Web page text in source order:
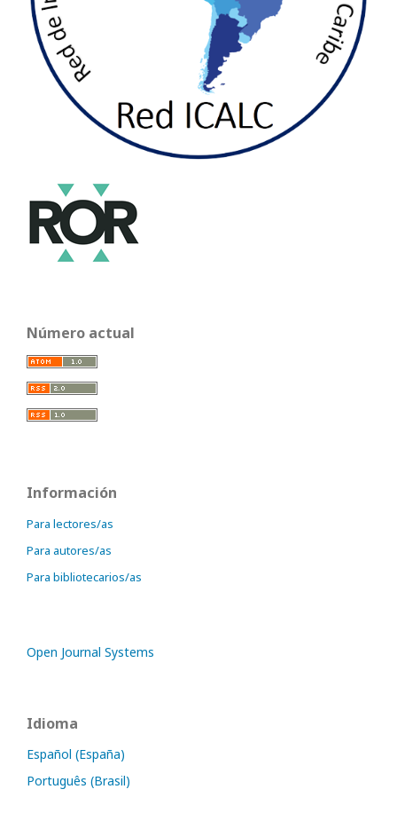
Número actual
Información
Para lectores/as
Para autores/as
Para bibliotecarios/as
Open Journal Systems
Idioma
Español (España)
Português (Brasil)